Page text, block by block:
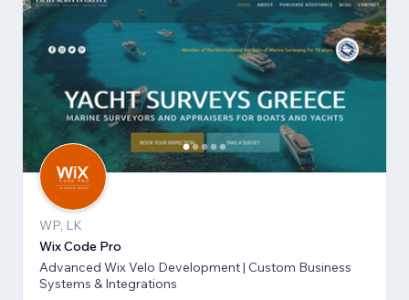
WP, LK
Wix Code Pro
Advanced Wix Velo Development | Custom Business
Systems & Integrations